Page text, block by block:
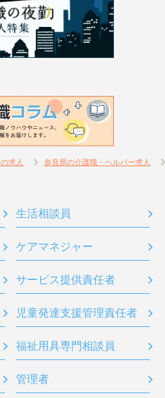
求人 奈良県の介護職・ヘルパー求人
生活相談員
ケアマネジャー
サービス提供責任者
児童発達支援管理責任者
福祉用具専門相談員
管理者